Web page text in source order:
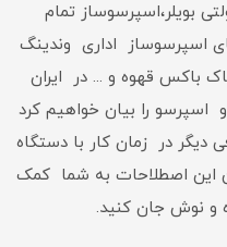
بویلر،اسپرسوساز تمام
اسپرسوساز اداری وندینگ
باکس قهوه و ... در ایران
و اسپرسو را بیان خواهیم کرد
دیگر در زمان کار با دستگاه
این اصطلاحات به شما کمک
و نوش جان کنید.